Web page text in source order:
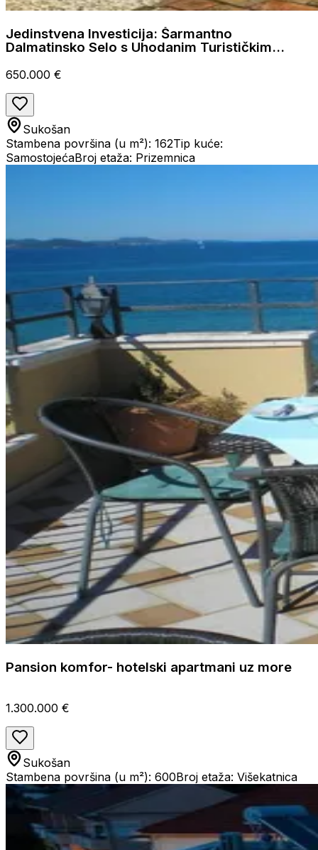
Jedinstvena Investicija: Šarmantno
Dalmatinsko Selo s Uhodanim Turističkim
650.000 €
Sukošan
Stambena površina (u m²): 162Tip kuće:
SamostojećaBroj etaža: Prizemnica
Pansion komfor- hotelski apartmani uz more
1.300.000 €
Sukošan
Stambena površina (u m²): 600Broj etaža: Višekatnica